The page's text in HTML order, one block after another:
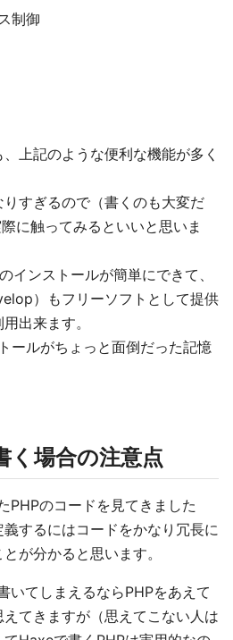
制御
上記のような便利な機能が多く
すぎるので（書くのも大変だ
に触ってみるといいと思いま
ンストールが簡単にできて、
）もフリーソフトとして提供
出来ます。
ールがちょっと面倒だった記憶
く場合の注意点
PHPのコードを見てきました
するにはコードをかなり冗長に
が分かると思います。
いてしまえるならPHPをあえて
てきますが（思えてこない人は